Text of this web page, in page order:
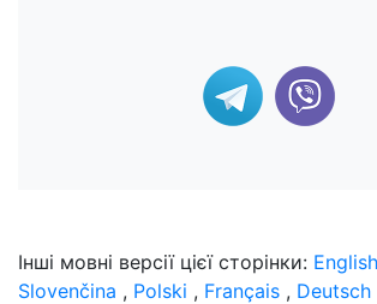
Інші мовні версії цієї сторінки: English
Slovenčina , Polski , Français , Deutsch